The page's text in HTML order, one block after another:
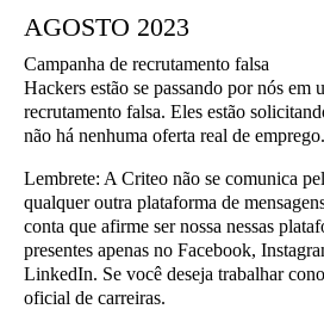
AGOSTO 2023
Campanha de recrutamento falsa
Hackers estão se passando por nós em
recrutamento falsa. Eles estão
não há nenhuma oferta real de emprego.
Lembrete: A Criteo não se comunica
qualquer outra plataforma de
conta que afirme ser nossa nessas
presentes apenas no Facebook,
LinkedIn. Se você deseja trabalhar
oficial de carreiras.